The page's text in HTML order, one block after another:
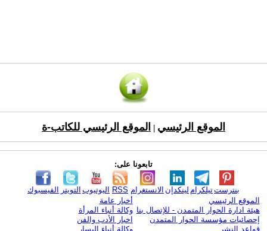
الموقع الرئيسي الموقع الرئيسي للكاتب-ة
تابعونا على:
الفيسبوك التويتر اليوتيوب RSS الانستغرام لينكدإن تيلكرامبنترست
الموقع الرئيسي
هيئة ادارة الحوار المتمدن - للإتصال بنا
إحصائيات مؤسسة الحوار المتمدن
قواعد النشر
أخبار عامة
وكالة أنباء المرأة
اخبار الأدب والفن
وكالة أنباء اليسار